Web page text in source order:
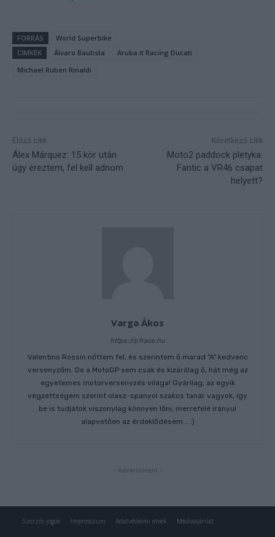
Szerzői jogok Impresszum Adatvédelmi elvek Médiaajánlat